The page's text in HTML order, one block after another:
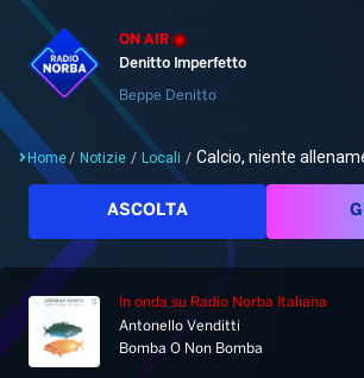
ON AIR
Denitto Imperfetto
Beppe Denitto
Cerca
Home
Home/ Notizie / Locali / Calcio, niente
ASCOLTA
In onda su Radio Norba Italiana
Antonello Venditti
Bomba O Non Bomba